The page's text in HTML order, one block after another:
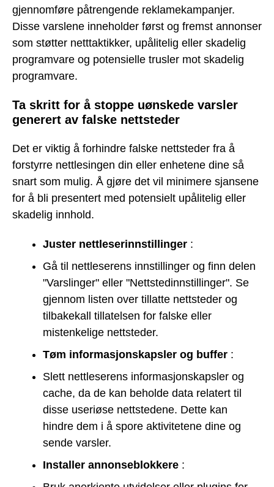
gjennomføre påtrengende reklamekampanjer.
Disse varslene inneholder først og fremst annonser
som støtter netttaktikker, upålitelig eller skadelig
programvare og potensielle trusler mot skadelig
programvare.
Ta skritt for å stoppe uønskede varsler
generert av falske nettsteder
Det er viktig å forhindre falske nettsteder fra å
forstyrre nettlesingen din eller enhetene dine så
snart som mulig. Å gjøre det vil minimere sjansene
for å bli presentert med potensielt upålitelig eller
skadelig innhold.
Juster nettleserinnstillinger :
Gå til nettleserens innstillinger og finn delen
"Varslinger" eller "Nettstedinnstillinger". Se
gjennom listen over tillatte nettsteder og
tilbakekall tillatelsen for falske eller
mistenkelige nettsteder.
Tøm informasjonskapsler og buffer :
Slett nettleserens informasjonskapsler og
cache, da de kan beholde data relatert til
disse useriøse nettstedene. Dette kan
hindre dem i å spore aktivitetene dine og
sende varsler.
Installer annonseblokkere :